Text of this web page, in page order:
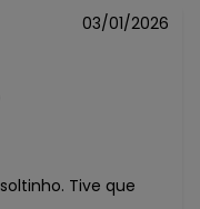
disponível.
R$ 89,95
03/01/2026
Tive que